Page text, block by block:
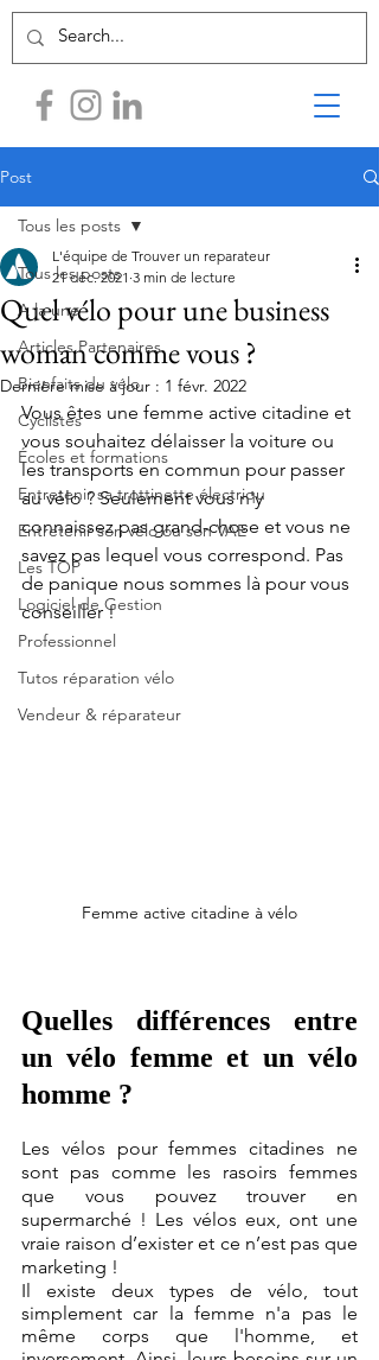
Post
Tous les posts
A la une
Articles Partenaires
Bienfaits du vélo
Cyclistes
Écoles et formations
Entretenir sa trottinette électriqu
Entretenir son vélo ou son VAE
Les TOP
Logiciel de Gestion
Professionnel
Tutos réparation vélo
Vendeur & réparateur
Tous les posts
Quel vélo pour une business
woman comme vous ?
L'équipe de Trouver un reparateur
21 déc. 2021 3 min de lecture
Dernière mise à jour : 1 févr. 2022
Vous êtes une femme active citadine et
vous souhaitez délaisser la voiture ou
les transports en commun pour passer
au vélo ? Seulement vous n'y
connaissez pas grand-chose et vous ne
savez pas lequel vous correspond. Pas
de panique nous sommes là pour vous
conseiller !
Femme active citadine à vélo
Quelles différences entre
un vélo femme et un vélo
homme ?
Les vélos pour femmes citadines ne
sont pas comme les rasoirs femmes
que vous pouvez trouver en
supermarché ! Les vélos eux, ont une
vraie raison d’exister et ce n’est pas que
marketing !
Il existe deux types de vélo, tout
simplement car la femme n'a pas le
même corps que l'homme, et